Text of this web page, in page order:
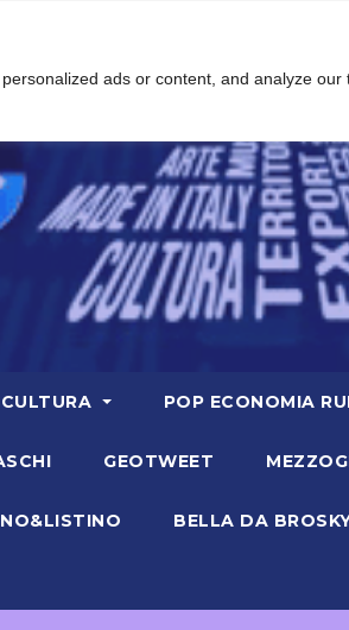
ads or content, and analyze our
POP ECONOMIA
GEOTWEET
BELLA DA